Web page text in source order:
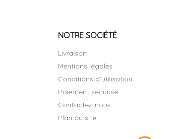
NOTRE SOCIÉTÉ
Livraison
Mentions légales
Conditions d'utilisation
Paiement sécurisé
Contactez-nous
Plan du site